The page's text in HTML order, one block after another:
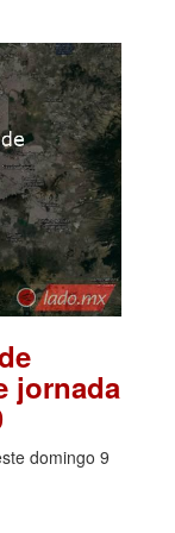
jornada
domingo 9